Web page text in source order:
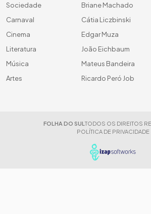
Sociedade
Carnaval
Cinema
Literatura
Música
Artes
Briane Machado
Cátia Liczbinski
Edgar Muza
João Eichbaum
Mateus Bandeira
Ricardo Peró Job
FOLHA DO SUL TODOS OS DIREITOS
POLÍTICA DE PRIVACIDADE